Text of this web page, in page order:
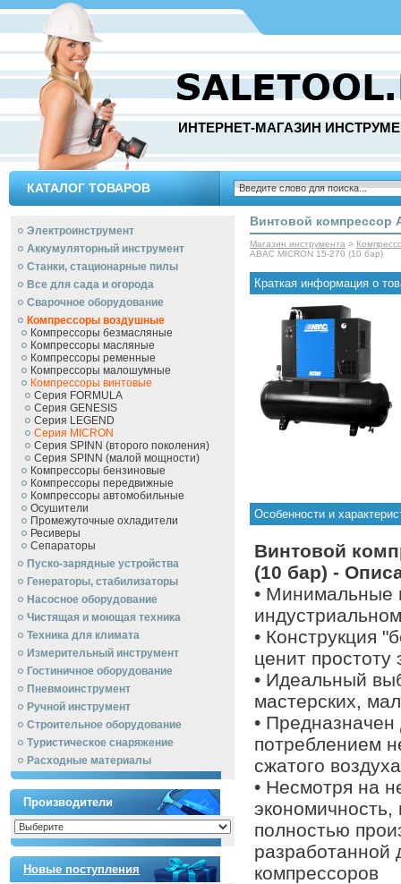
ИНТЕРНЕТ-МАГАЗИН
КАТАЛОГ ТОВАРОВ
Электроинструмент
Аккумуляторный инструмент
Станки, стационарные пилы
Все для сада и огорода
Сварочное оборудование
Компрессоры воздушные
Компрессоры безмасляные
Компрессоры масляные
Компрессоры ременные
Компрессоры малошумные
Компрессоры винтовые
Серия FORMULA
Серия GENESIS
Серия LEGEND
Серия MICRON
Серия SPINN (второго поколения)
Серия SPINN (малой мощности)
Компрессоры бензиновые
Компрессоры передвижные
Компрессоры автомобильные
Осушители
Промежуточные охладители
Ресиверы
Сепараторы
Пуско-зарядные устройства
Генераторы, стабилизаторы
Насосное оборудование
Чистящая и моющая техника
Техника для климата
Измерительный инструмент
Гостиничное оборудование
Пневмоинструмент
Ручной инcтрумент
Строительное оборудование
Туристическое снаряжение
Расходные материалы
Производители
Новые поступления
Винтовой компрессор
Магазин инструмента >
ABAC MICRON 15-270 (10 бар)
Краткая информация о
Особенности и
Винтовой
(10 бар) -
• Минимальные
• Конструкция
ценит простоту
• Идеальный
мастерских,
• Предназначен
потреблением
сжатого воздуха
• Несмотря на
полностью
разработанной
компрессоров